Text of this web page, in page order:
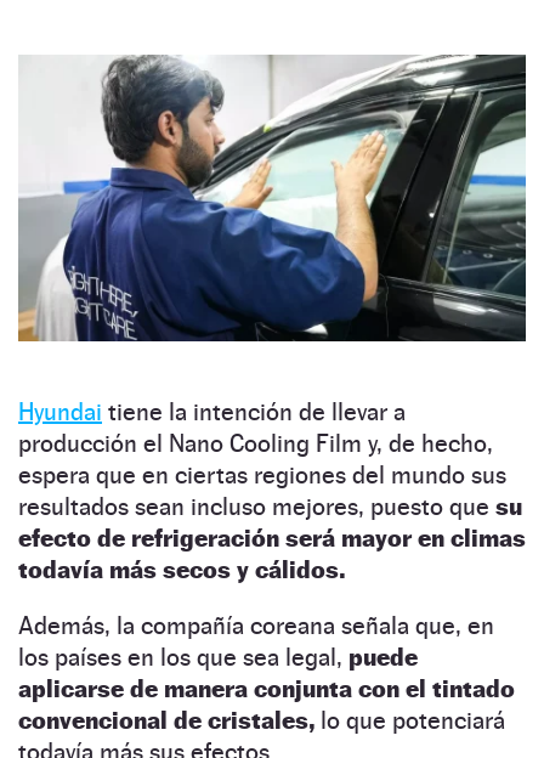
Hyundai tiene la intención de llevar a
producción el Nano Cooling Film y, de hecho,
espera que en ciertas regiones del mundo sus
resultados sean incluso mejores, puesto que su
efecto de refrigeración será mayor en climas
todavía más secos y cálidos.
Además, la compañía coreana señala que, en
los países en los que sea legal, puede
aplicarse de manera conjunta con el tintado
convencional de cristales, lo que potenciará
todavía más sus efectos.